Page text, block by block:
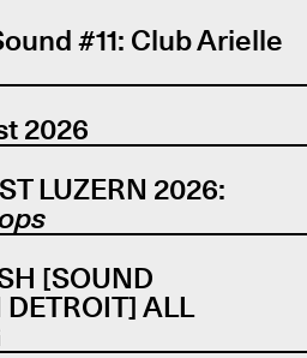
#11: Club Arielle
2026
LUZERN 2026:
[SOUND
ALL